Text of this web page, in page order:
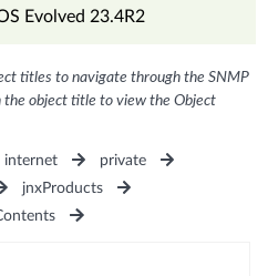
Evolved 23.4R2
titles to navigate through the SNMP
the object title to view the Object
internet
private
jnxProducts